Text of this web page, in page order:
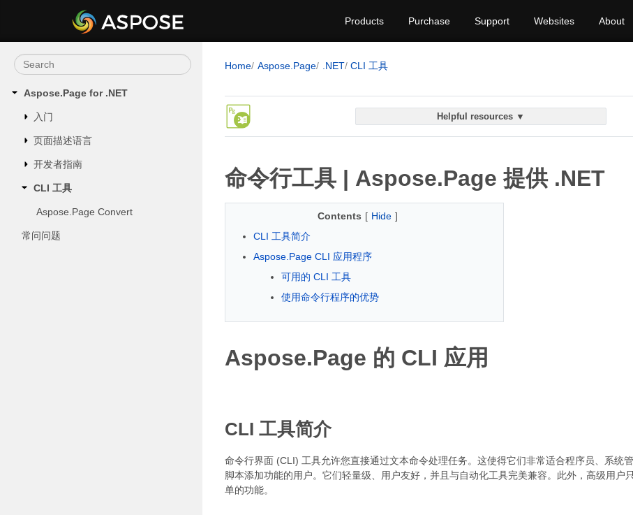
Products Purchase Support Websites About
Aspose.Page for .NET
入门
页面描述语言
开发者指南
CLI 工具
Aspose.Page Convert
常问问题
Home Aspose.Page .NET CLI 工具
Helpful resources ▼
命令行工具 | Aspose.Page 提供 .NET
Contents [ Hide ]
CLI 工具简介
Aspose.Page CLI 应用程序
可用的 CLI 工具
使用命令行程序的优势
Aspose.Page 的 CLI 应用
CLI 工具简介
命令行界面 (CLI) 工具允许您直接通过文本命令处理任务。这使得它们非常适合程序员、系统
脚本添加功能的用户。它们轻量级、用户友好，并且与自动化工具完美兼容。此外，高级用户
单的功能。